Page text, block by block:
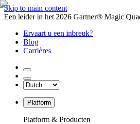
Skip to main content
Een leider in het 2026 Gartner® Magic
Ervaart u een inbreuk?
Blog
Carrières
Platform
Platform & Producten